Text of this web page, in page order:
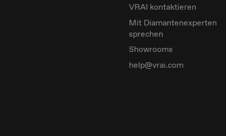
VRAI kontaktieren
Mit Diamantenexperten
sprechen
Showrooms
help@vrai.com